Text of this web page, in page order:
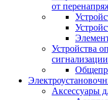
от
Устройства
сигнализации
Аксессуары